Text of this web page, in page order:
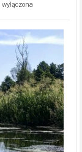
wyłączona